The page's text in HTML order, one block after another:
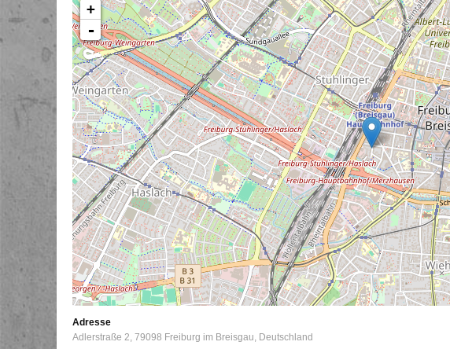
+
-
Adresse
Adlerstraße 2 79098 Freiburg im Breisgau Deutschland